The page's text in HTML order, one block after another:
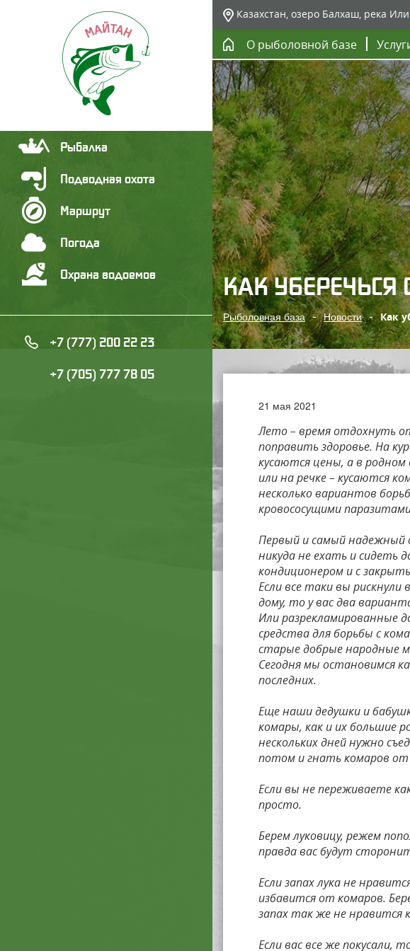
Рыбалка
Подводная охота
Маршрут
Погода
Охрана водоемов
+7 (777) 200 22 23
+7 (705) 777 78 05
Казахстан, озеро Балхаш, река Или
О рыболовной базе
КАК
Рыболовная база Новости Как
21 мая 2021
Лето – время отдохнуть
поправить здоровье. На
кусаются цены, а в родном
или на речке – кусаются
несколько вариантов
кровососущими
Первый и самый надежный
никуда не ехать и сидеть
кондиционером и с
Если все таки вы рискнули
дому, то у вас два
Или разрекламированные
средства для борьбы с
старые добрые народные
Сегодня мы остановимся
последних.
Еще наши дедушки и
комары, как и их большие
нескольких дней нужно
потом и гнать комаров от
Если вы не переживаете
просто.
Берем луковицу, режем
правда вас будут
Если запах лука не
избавится от комаров.
запах так же не
Если вас все же покусали,